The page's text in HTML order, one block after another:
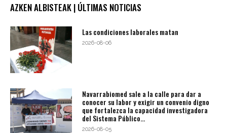
AZKEN ALBISTEAK | ÚLTIMAS NOTICIAS
Las condiciones laborales matan
2026-08-06
Navarrabiomed sale a la calle para dar a
conocer su labor y exigir un convenio digno
que fortalezca la capacidad investigadora
del Sistema Público...
2026-08-05